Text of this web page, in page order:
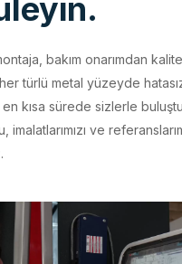
bakım onarımdan
kısa sürede sizlerle
ve